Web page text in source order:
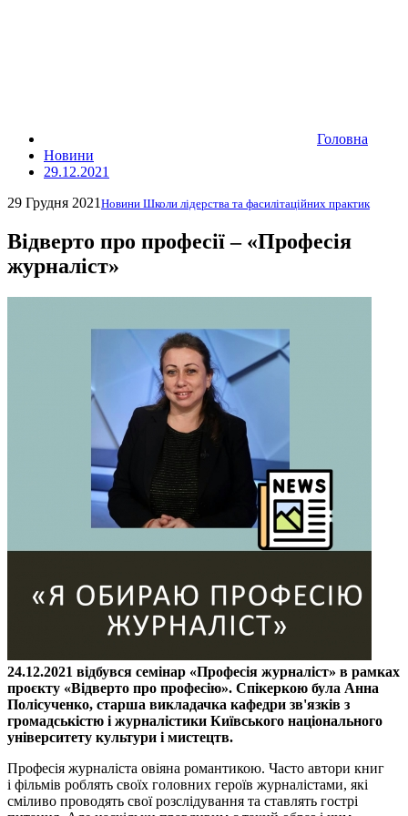
Головна
Новини
29.12.2021
29 Грудня 2021 Новини Школи лідерства та фасилітаційних практик
Відверто про професії – «Професія
журналіст»
24.12.2021 відбувся семінар «Професія журналіст» в рамках
проєкту «Відверто про професію». Спікеркою була Анна
Полісученко, старша викладачка кафедри зв'язків з
громадськістю і журналістики Київського національного
університету культури і мистецтв.
Професія журналіста овіяна романтикою. Часто автори книг
і фільмів роблять своїх головних героїв журналістами, які
сміливо проводять свої розслідування та ставлять гострі